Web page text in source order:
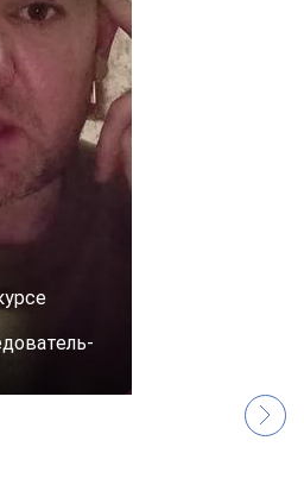
любой удобный мессенджер!
WhatsApp